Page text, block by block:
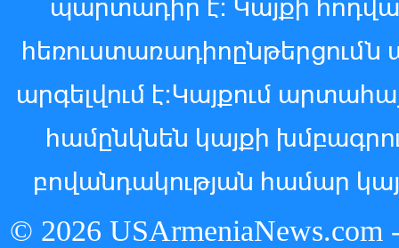
պարտադիր է: Կայքի
հեռուստառադիոընթերցումն
արգելվում է:Կայքում
համընկնեն կայքի
բովանդակության համար
© 2026